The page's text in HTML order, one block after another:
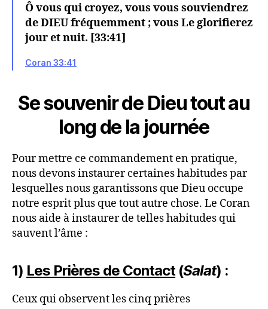
Ô vous qui croyez, vous vous souviendrez
de DIEU fréquemment ; vous Le glorifierez
jour et nuit. [33:41]
Coran 33:41
Se souvenir de Dieu tout au
long de la journée
Pour mettre ce commandement en pratique,
nous devons instaurer certaines habitudes par
lesquelles nous garantissons que Dieu occupe
notre esprit plus que tout autre chose. Le Coran
nous aide à instaurer de telles habitudes qui
sauvent l’âme :
1) Les Prières de Contact (Salat) :
Ceux qui observent les cinq prières